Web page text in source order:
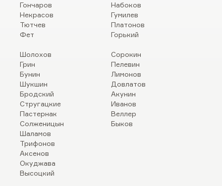
Гончаров
Некрасов
Тютчев
Фет
Набоков
Гумилев
Платонов
Горький
Шолохов
Грин
Бунин
Шукшин
Бродский
Стругацкие
Пастернак
Солженицын
Шаламов
Трифонов
Аксенов
Окуджава
Высоцкий
Сорокин
Пелевин
Лимонов
Довлатов
Акунин
Иванов
Веллер
Быков